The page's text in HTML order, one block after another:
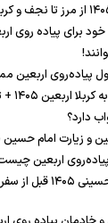
و کارفرما در
علمی و استقلال ملی؛
شد
طلایی برای
روی اربعین ۱۴۰۵ چیزی
پیاده‌روی اربعین
۱۴۰۵ + تاریخ‌های مهم
دارد؟
و زیارت امام
اربعین
آنچه که زائران